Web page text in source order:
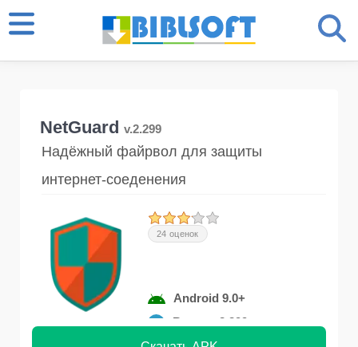
NetGuard v.2.299
Надёжный файрвол для защиты
интернет-соеденения
24 оценок
Android 9.0+
Версия 2.299